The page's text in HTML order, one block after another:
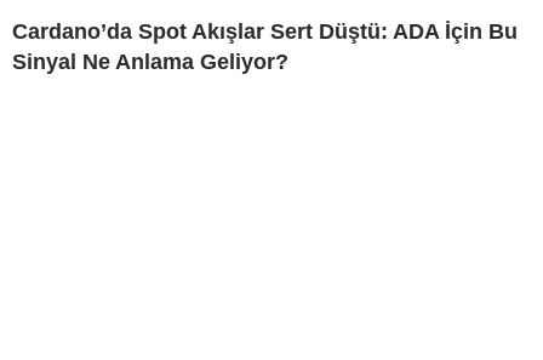
Cardano’da Spot Akışlar Sert Düştü: ADA İçin Bu
Sinyal Ne Anlama Geliyor?